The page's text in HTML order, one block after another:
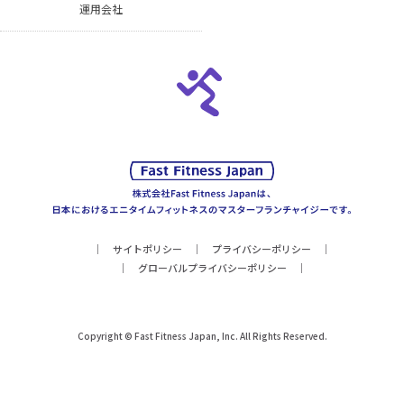
運用会社
サイトポリシー
プライバシーポリシー
グローバルプライバシーポリシー
Copyright © Fast Fitness Japan, Inc. All Rights Reserved.